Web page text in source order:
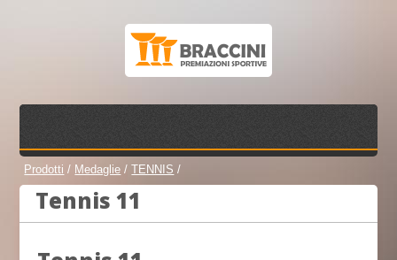
Prodotti / Medaglie /TENNIS /
Tennis 11